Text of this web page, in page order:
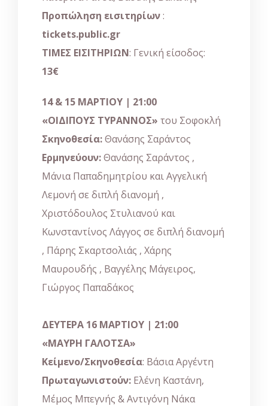
Προπώληση εισιτηρίων:
tickets.public.gr
ΤΙΜΕΣ ΕΙΣΙΤΗΡΙΩΝ: Γενική είσοδος:
13€
14 & 15 ΜΑΡΤΙΟΥ | 21:00
«ΟΙΔΙΠΟΥΣ ΤΥΡΑΝΝΟΣ» του Σοφοκλή
Σκηνοθεσία:Θανάσης Σαράντος
Ερμηνεύουν:Θανάσης Σαράντος ,
Μάνια Παπαδημητρίου και Αγγελική
Λεμονή σε διπλή διανομή ,
Χριστόδουλος Στυλιανού και
Κωνσταντίνος Λάγγος σε διπλή διανομή
, Πάρης Σκαρτσολιάς , Χάρης
Μαυρουδής , Βαγγέλης Μάγειρος,
Γιώργος Παπαδάκος
ΔΕΥΤΕΡΑ 16 ΜΑΡΤΙΟΥ | 21:00
«ΜΑΥΡΗ ΓΑΛΟΤΣΑ»
Κείμενο/Σκηνοθεσία: Βάσια Αργέντη
Πρωταγωνιστούν: Ελένη Καστάνη,
Μέμος Μπεγνής & Αντιγόνη Νάκα